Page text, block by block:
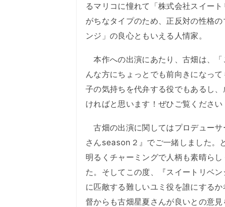
るマリコに憧れて「株式会社スイー
がちなタイプのため、正反対の性格
ンジ」の良心ともいえる人情家。
本作への出演にあたり、古畑は、
んな方にちょっとでも前向きになっ
子の気持ちを代弁する役でもあるし
ければと思います！ぜひご覧ください
古畑の出演に関してはプロデュー
さんseason２』でご一緒しました。
明るくチャーミングで人柄も素晴ら
た。そしてこの度、『スイートリベ
に匹敵する難しいユミ役を誰にする
督からも古畑星夏さんが良いとの意